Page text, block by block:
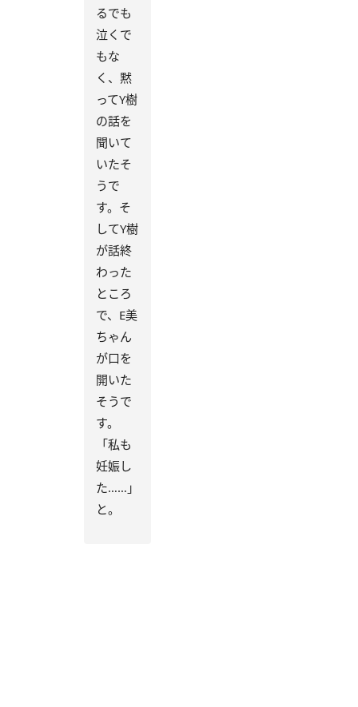
るでも
泣くで
もな
く、黙
ってY樹
の話を
聞いて
いたそ
うで
す。そ
してY樹
が話終
わった
ところ
で、E美
ちゃん
が口を
開いた
そうで
す。
「私も
妊娠し
た……」
と。